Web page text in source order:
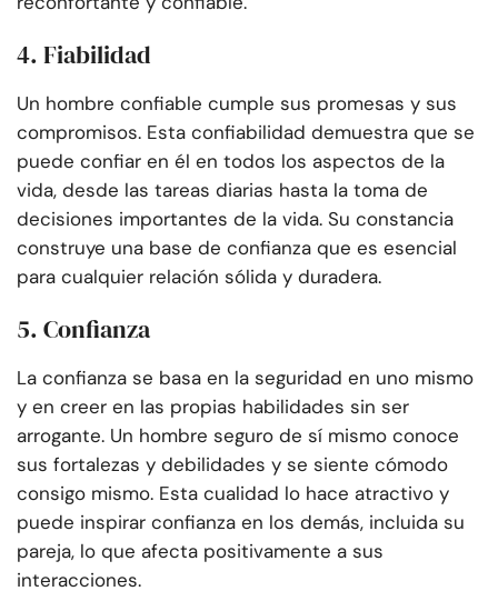
4. Fiabilidad
Un hombre confiable cumple sus promesas y sus
compromisos. Esta confiabilidad demuestra que se
puede confiar en él en todos los aspectos de la
vida, desde las tareas diarias hasta la toma de
decisiones importantes de la vida. Su constancia
construye una base de confianza que es esencial
para cualquier relación sólida y duradera.
5. Confianza
La confianza se basa en la seguridad en uno mismo
y en creer en las propias habilidades sin ser
arrogante. Un hombre seguro de sí mismo conoce
sus fortalezas y debilidades y se siente cómodo
consigo mismo. Esta cualidad lo hace atractivo y
puede inspirar confianza en los demás, incluida su
pareja, lo que afecta positivamente a sus
interacciones.